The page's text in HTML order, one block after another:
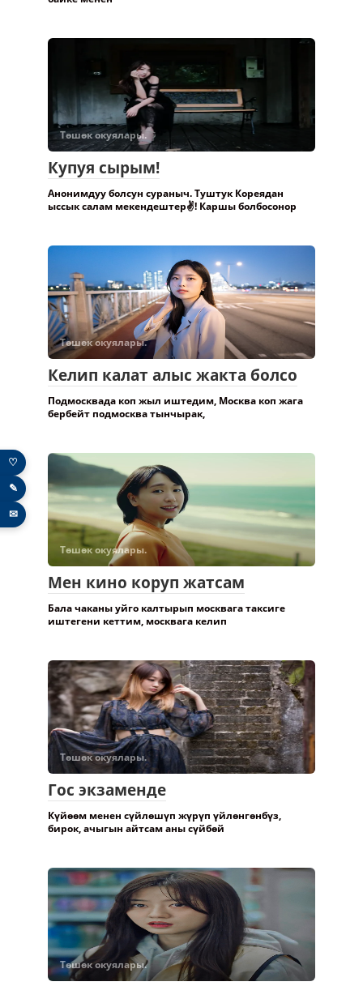
Төшөк окуялары.
Купуя сырым!
Анонимдуу болсун сураныч. Туштук Кореядан
Төшөк окуялары.
Келип калат алыс жакта болсо
Подмосквада коп жыл иштедим, Москва коп жага
Төшөк окуялары.
Мен кино коруп жатсам
Бала чаканы уйго калтырып москвага таксиге
Төшөк окуялары.
Гос экзаменде
Күйөөм менен сүйлөшүп жүрүп үйлөнгөнбүз,
Төшөк окуялары.
♡
✎
✉